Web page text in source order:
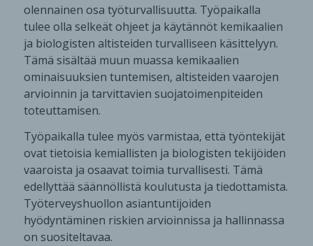
olennainen osa työturvallisuutta. Työpaikalla
tulee olla selkeät ohjeet ja käytännöt kemikaalien
ja biologisten altisteiden turvalliseen käsittelyyn.
Tämä sisältää muun muassa kemikaalien
ominaisuuksien tuntemisen, altisteiden vaarojen
arvioinnin ja tarvittavien suojatoimenpiteiden
toteuttamisen.
Työpaikalla tulee myös varmistaa, että työntekijät
ovat tietoisia kemiallisten ja biologisten tekijöiden
vaaroista ja osaavat toimia turvallisesti. Tämä
edellyttää säännöllistä koulutusta ja tiedottamista.
Työterveyshuollon asiantuntijoiden
hyödyntäminen riskien arvioinnissa ja hallinnassa
on suositeltavaa.